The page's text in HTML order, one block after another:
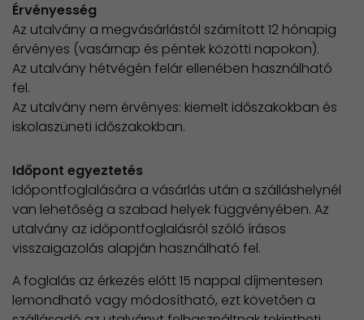
Érvényesség
Az utalvány a megvásárlástól számított 12 hónapig
érvényes (vasárnap és péntek közötti napokon).
Az utalvány hétvégén felár ellenében használható
fel.
​Az utalvány nem érvényes: kiemelt időszakokban és
iskolaszüneti időszakokban.
Időpont egyeztetés
Időpontfoglalására a vásárlás után a szálláshelynél
van lehetőség a szabad helyek függvényében. Az
utalvány az időpontfoglalásról szóló írásos
visszaigazolás alapján használható fel.
A foglalás az érkezés előtt 15 nappal díjmentesen
lemondható vagy módosítható, ezt követően a